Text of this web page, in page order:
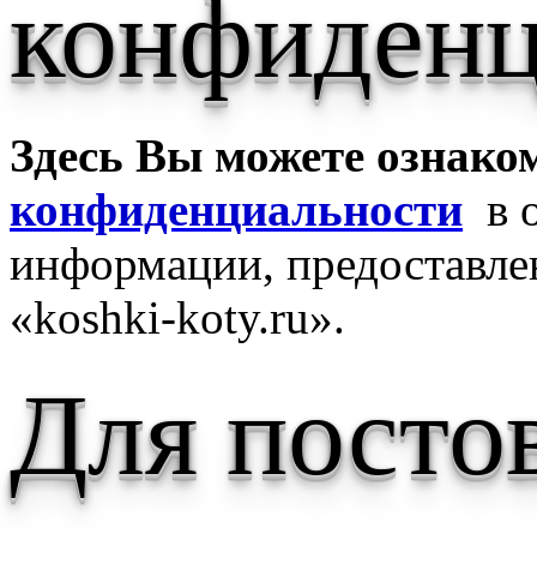
Здесь Вы можете
конфиденциальности в
информации,
«koshki-koty.ru».
Для